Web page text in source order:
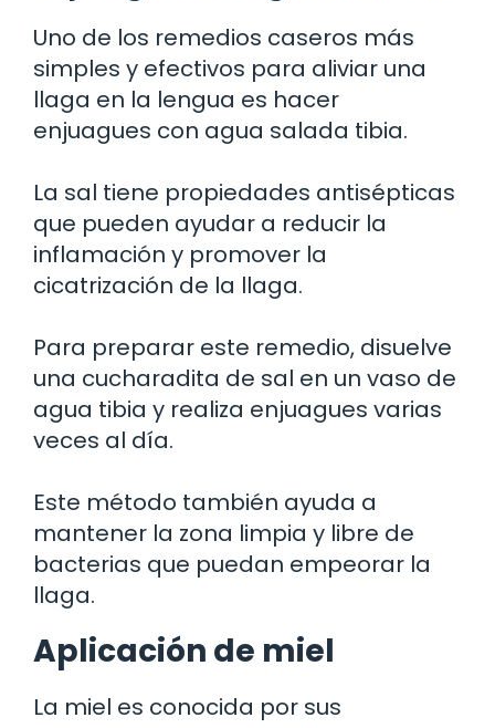
Uno de los remedios caseros más
simples y efectivos para aliviar una
llaga en la lengua es hacer
enjuagues con agua salada tibia.
La sal tiene propiedades antisépticas
que pueden ayudar a reducir la
inflamación y promover la
cicatrización de la llaga.
Para preparar este remedio, disuelve
una cucharadita de sal en un vaso de
agua tibia y realiza enjuagues varias
veces al día.
Este método también ayuda a
mantener la zona limpia y libre de
bacterias que puedan empeorar la
llaga.
Aplicación de miel
La miel es conocida por sus